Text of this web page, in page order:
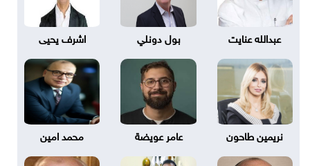
عبدالله عنايت بول دونلي اشرف يحيى
نريمين طاحون عامر عويضة محمد امين